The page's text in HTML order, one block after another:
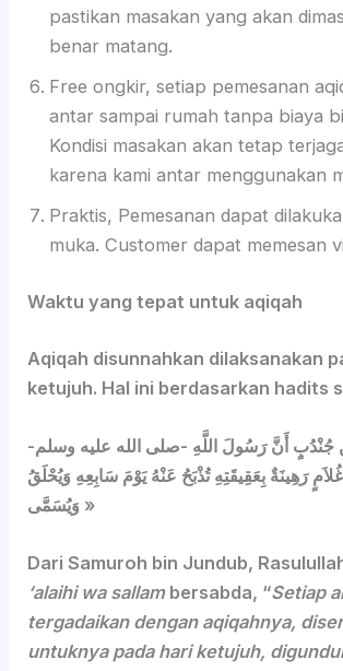
pastikan masakan yang akan
benar matang.
Free ongkir, setiap pemesanan
antar sampai rumah tanpa biaya
Kondisi masakan akan tetap
karena kami antar menggunakan
Praktis, Pemesanan dapat
muka. Customer dapat memesan
Waktu yang tepat untuk aqiqah
Aqiqah disunnahkan dilaksanakan
ketujuh. Hal ini berdasarkan hadits
أَنَّ رَسُولَ اللَّهِ -صلى الله عليه وسلم-
رَهِينَةٌ بِعَقِيقَتِهِ تُذْبَحُ عَنْهُ يَوْمَ سَابِعِهِ وَيُحْلَقُ
وَيُسَمَّى »
Dari Samuroh bin Jundub,
‘alaihi wa sallambersabda, “Setiap
tergadaikan dengan aqiqahnya,
untuknya pada hari ketujuh,